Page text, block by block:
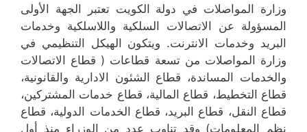
وزارة المواصلات في دولة الكويت تعتبر الجهة الأولى
المسؤولة عن الاتصالات السلكية واللاسلكية وخدمات
البريد وخدمات الانترنت. ويتكون الهيكل التنظيمي في
وزارة المواصلات من تسعة قطاعات ( قطاع الاتصالات
والخدمات المساندة، قطاع الشئون الادارية والقانونية،
قطاع التخطيط، قطاع المالية، قطاع خدمات المشتركين،
قطاع النقل، قطاع البريد، قطاع الخدمات الدولية، قطاع
نظم المعلومات) وقد تناوب عدد من الوزراء منذ أول